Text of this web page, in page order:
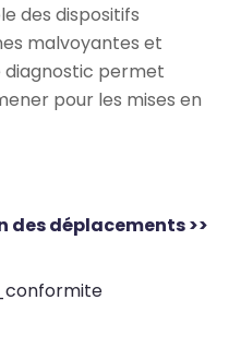
des dispositifs
malvoyantes et
permet
pour les mises en
déplacements >>